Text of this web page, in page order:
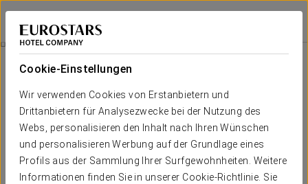
Cookie-Einstellungen
Wir verwenden Cookies von Erstanbietern und
Drittanbietern für Analysezwecke bei der Nutzung des
Webs, personalisieren den Inhalt nach Ihren Wünschen
und personalisieren Werbung auf der Grundlage eines
Profils aus der Sammlung Ihrer Surfgewohnheiten. Weitere
Informationen finden Sie in unserer Cookie-Richtlinie. Sie
Exe Gran Hotel Solúcar
SEVILLA
Isla Mágica Eintrittskarte